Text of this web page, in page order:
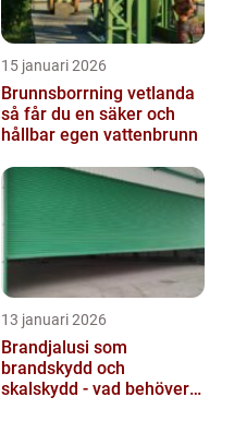
15 januari 2026
Brunnsborrning vetlanda
så får du en säker och
hållbar egen vattenbrunn
13 januari 2026
Brandjalusi som
brandskydd och
skalskydd - vad behöver